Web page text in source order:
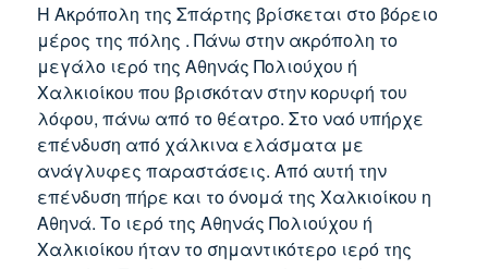
Η Ακρόπολη της Σπάρτης βρίσκεται στο βόρειο
μέρος της πόλης . Πάνω στην ακρόπολη το
μεγάλο ιερό της Αθηνάς Πολιούχου ή
Χαλκιοίκου που βρισκόταν στην κορυφή του
λόφου, πάνω από το θέατρο. Στο ναό υπήρχε
επένδυση από χάλκινα ελάσματα με
ανάγλυφες παραστάσεις. Από αυτή την
επένδυση πήρε και το όνομά της Χαλκιοίκου η
Αθηνά. Το ιερό της Αθηνάς Πολιούχου ή
Χαλκιοίκου ήταν το σημαντικότερο ιερό της